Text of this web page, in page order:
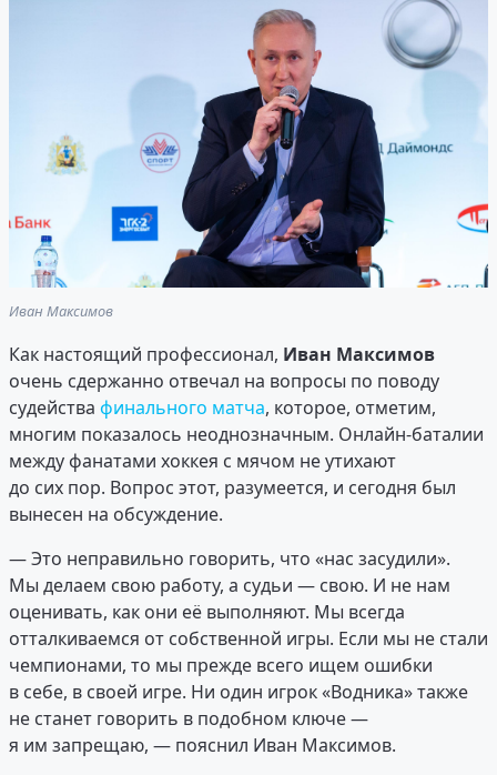
Иван Максимов
Как настоящий профессионал, Иван Максимов
очень сдержанно отвечал на вопросы по поводу
судейства финального матча, которое, отметим,
многим показалось неоднозначным. Онлайн-баталии
между фанатами хоккея с мячом не утихают
до сих пор. Вопрос этот, разумеется, и сегодня был
вынесен на обсуждение.
— Это неправильно говорить, что «нас засудили».
Мы делаем свою работу, а судьи — свою. И не нам
оценивать, как они её выполняют. Мы всегда
отталкиваемся от собственной игры. Если мы не стали
чемпионами, то мы прежде всего ищем ошибки
в себе, в своей игре. Ни один игрок «Водника» также
не станет говорить в подобном ключе —
я им запрещаю, — пояснил Иван Максимов.